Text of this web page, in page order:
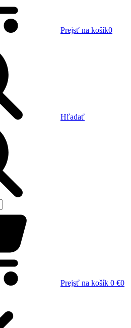
Prejsť na košík0
Hľadať
Prejsť na košík 0 €0